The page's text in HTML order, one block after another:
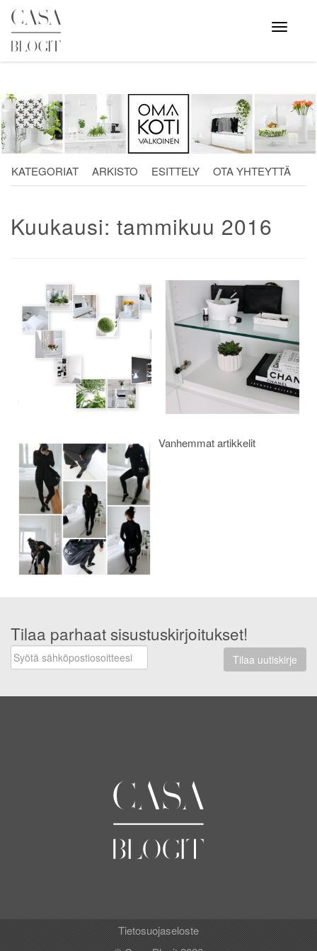
Skip
content
Avaa
valikko
KATEGORIAT ARKISTO ESITTELY OTA YHTEYTTÄ
Kuukausi: tammikuu 2016
Artikkelien
selaus
Vanhemmat artikkelit
Tilaa parhaat sisustuskirjoitukset!
Tilaa uutiskirje
Tietosuojaseloste